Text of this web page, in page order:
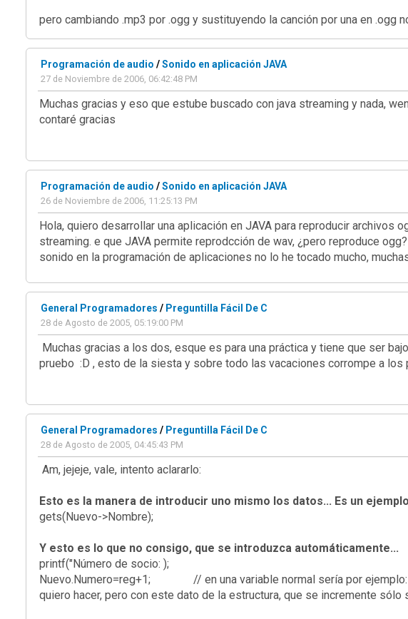
pero cambiando .mp3 por .ogg y sustituyendo la canción por una en .ogg
Programación de audio /Sonido en aplicación JAVA
27 de Noviembre de 2006, 06:42:48 PM
Muchas gracias y eso que estube buscado con java streaming y nada,
contaré gracias
Programación de audio /Sonido en aplicación JAVA
26 de Noviembre de 2006, 11:25:13 PM
Hola, quiero desarrollar una aplicación en JAVA para reproducir
streaming. e que JAVA permite reprodcción de wav, ¿pero reproduce
sonido en la programación de aplicaciones no lo he tocado mucho,
General Programadores / Preguntilla Fácil De C
28 de Agosto de 2005, 05:19:00 PM
Muchas gracias a los dos, esque es para una práctica y tiene que ser
pruebo :D , esto de la siesta y sobre todo las vacaciones corrompe a
General Programadores / Preguntilla Fácil De C
28 de Agosto de 2005, 04:45:43 PM
Am, jejeje, vale, intento aclararlo:
Esto es la manera de introducir uno mismo los datos... Es un ejemplo
gets(Nuevo->Nombre);
Y esto es lo que no consigo, que se introduzca automáticamente...
printf("Número de socio: );
Nuevo.Numero=reg+1; // en una variable normal sería por ejemplo:
quiero hacer, pero con este dato de la estructura, que se incremente